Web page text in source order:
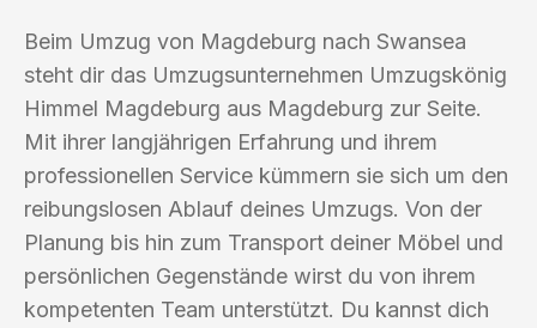
Beim Umzug von Magdeburg nach Swansea
steht dir das Umzugsunternehmen Umzugskönig
Himmel Magdeburg aus Magdeburg zur Seite.
Mit ihrer langjährigen Erfahrung und ihrem
professionellen Service kümmern sie sich um den
reibungslosen Ablauf deines Umzugs. Von der
Planung bis hin zum Transport deiner Möbel und
persönlichen Gegenstände wirst du von ihrem
kompetenten Team unterstützt. Du kannst dich